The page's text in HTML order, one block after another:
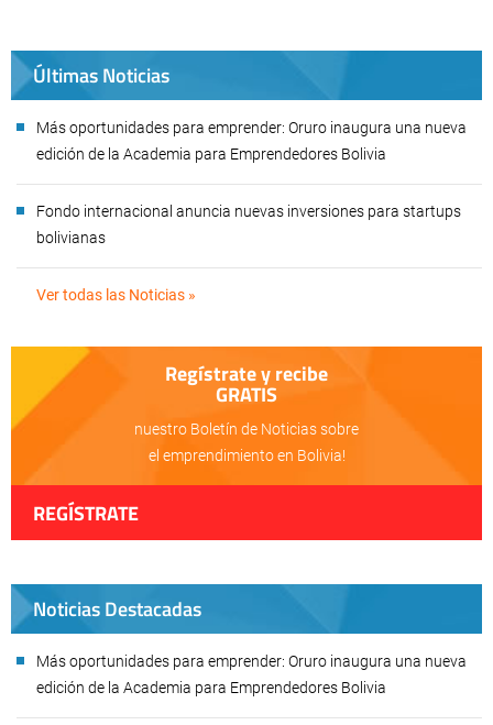
Últimas Noticias
Más oportunidades para emprender: Oruro inaugura una nueva
edición de la Academia para Emprendedores Bolivia
Fondo internacional anuncia nuevas inversiones para startups
bolivianas
Ver todas las Noticias »
Regístrate y recibe
GRATIS
nuestro Boletín de Noticias sobre
el emprendimiento en Bolivia!
REGÍSTRATE
Noticias Destacadas
Más oportunidades para emprender: Oruro inaugura una nueva
edición de la Academia para Emprendedores Bolivia